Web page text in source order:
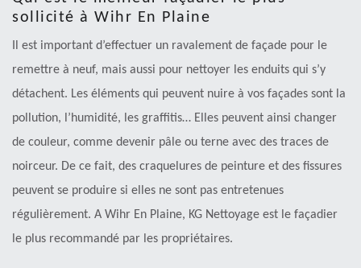
sollicité à Wihr En Plaine
Il est important d’effectuer un ravalement de façade pour le
remettre à neuf, mais aussi pour nettoyer les enduits qui s’y
détachent. Les éléments qui peuvent nuire à vos façades sont la
pollution, l’humidité, les graffitis… Elles peuvent ainsi changer
de couleur, comme devenir pâle ou terne avec des traces de
noirceur. De ce fait, des craquelures de peinture et des fissures
peuvent se produire si elles ne sont pas entretenues
régulièrement. A Wihr En Plaine, KG Nettoyage est le façadier
le plus recommandé par les propriétaires.